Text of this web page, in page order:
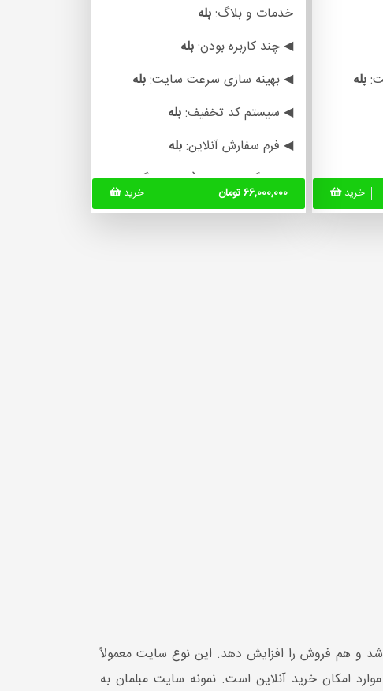
بله
خرید
خدمات و بلاگ:بله
◀ چند کاربره بودن:بله
◀ بهینه سازی سرعت سایت:بله
◀ سیستم کد تخفیف:بله
◀ فرم سفارش آنلاین:بله
◀ ویژگی محصول(سایز، رنگ، وزن
و...):بله
66,000,000 تومان خرید
و هم فروش را افزایش دهد. این نوع سایت معمولاً
امکان خرید آنلاین است. نمونه سایت مبلمان به